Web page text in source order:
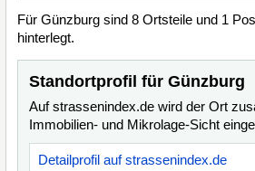
Für Günzburg sind 8 Ortsteile und 1
hinterlegt.
Standortprofil für Günzburg
Auf strassenindex.de wird der Ort
Immobilien- und Mikrolage-Sicht
Detailprofil auf strassenindex.de